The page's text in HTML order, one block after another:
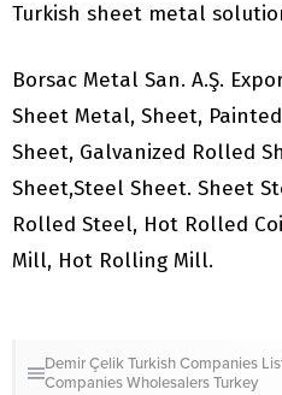
Turkish sheet metal
Borsac Metal San. A.Ş.
Sheet Metal, Sheet,
Sheet, Galvanized Rolled
Sheet,Steel Sheet. Sheet
Rolled Steel, Hot Rolled
Mill, Hot Rolling Mill.
Demir ÇelikTurkish Companies
CompaniesWholesalers Turkey